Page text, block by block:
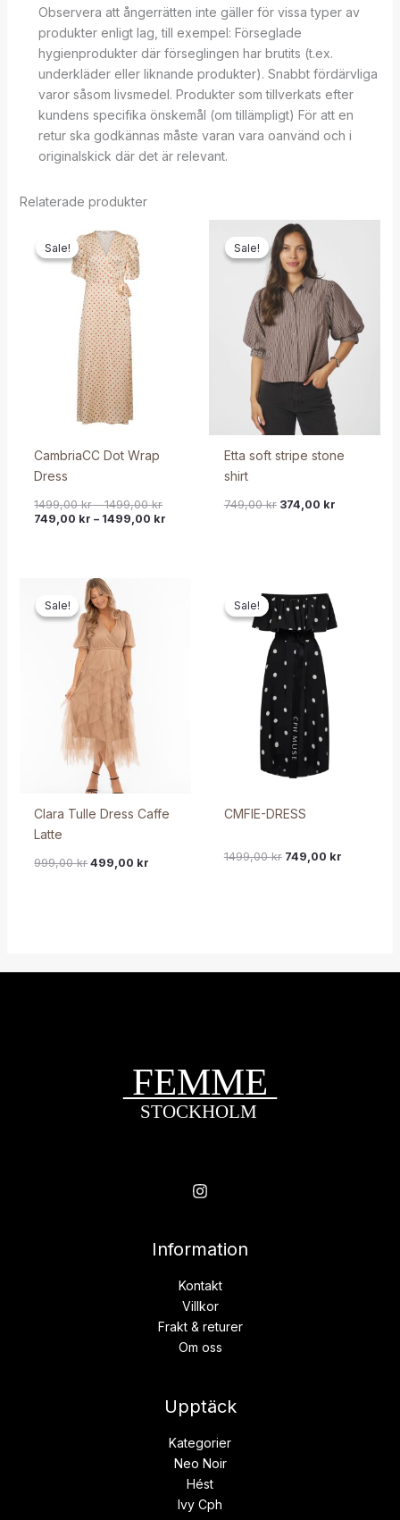
Observera att ångerrätten inte gäller för vissa typer av
produkter enligt lag, till exempel: Förseglade
hygienprodukter där förseglingen har brutits (t.ex.
underkläder eller liknande produkter). Snabbt fördärvliga
varor såsom livsmedel. Produkter som tillverkats efter
kundens specifika önskemål (om tillämpligt) För att en
retur ska godkännas måste varan vara oanvänd och i
originalskick där det är relevant.
Relaterade produkter
Sale!
Sale!
CambriaCC Dot Wrap
Dress
1499,00kr–1499,00kr
749,00 kr – 1499,00 kr
Sale!
Sale!
Etta soft stripe stone
shirt
749,00kr 374,00 kr
Sale!
Sale!
Clara Tulle Dress Caffe
Latte
999,00kr 499,00 kr
Sale!
Sale!
CMFIE-DRESS
1499,00kr 749,00 kr
Information
Kontakt
Villkor
Frakt & returer
Om oss
Upptäck
Kategorier
Neo Noir
Hést
Ivy Cph